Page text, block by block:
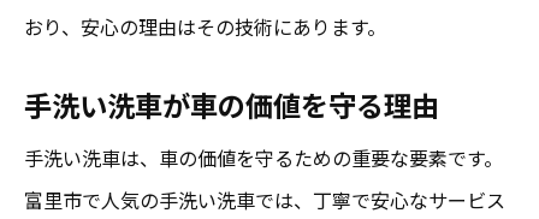
車を大切にするあなたに！富里市の手洗い洗車
車愛好家が選ぶ手洗い洗車の魅力
富里市で愛車を美しく保つ秘訣
大切な車を守るための洗車法
おり、安心の理由はその技術にあります。
手洗い洗車が車の価値を守る理由
手洗い洗車は、車の価値を守るための重要な要素です。
富里市で人気の手洗い洗車では、丁寧で安心なサービス